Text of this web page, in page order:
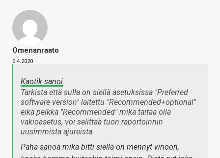
Omenanraato
6.4.2020
Kaotik sanoi
Tarkista että sulla on siellä asetuksissa "Preferred
software version" laitettu "Recommended+optional"
eikä pelkkä "Recommended" mikä taitaa olla
vakioasetus, voi selittää tuon raportoinnin
uusimmista ajureista.
Paha sanoa mikä bitti siellä on mennyt vinoon,